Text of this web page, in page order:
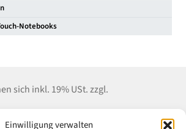
Einwilligung verwalten
Notebooks
sich inkl. 19% USt. zzgl.